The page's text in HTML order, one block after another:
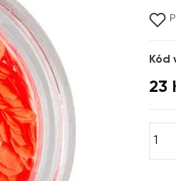
Kód
23